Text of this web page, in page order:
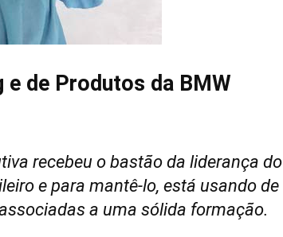
e de Produtos da BMW
recebeu o bastão da liderança do
e para mantê-lo, está usando de
a uma sólida formação.